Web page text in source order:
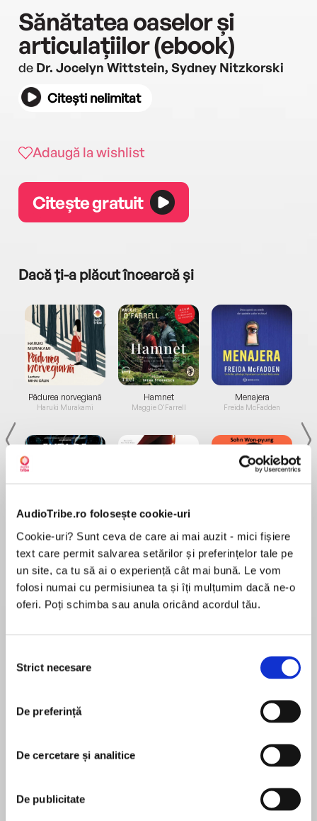
AudioTribe.ro folosește cookie-uri
Cookie-uri? Sunt ceva de care ai mai auzit - mici fișiere
text care permit salvarea setărilor și preferințelor tale pe
un site, ca tu să ai o experiență cât mai bună. Le vom
folosi numai cu permisiunea ta și îți mulțumim dacă ne-o
oferi. Poți schimba sau anula oricând acordul tău.
consimțământului
Strict necesare
De preferință
De cercetare și analitice
De publicitate
Sănătatea oaselor și
articulațiilor (ebook)
de Dr. Jocelyn Wittstein, Sydney Nitzkorski
Citești nelimitat
Adaugă la wishlist
Citește gratuit
Dacă ți-a plăcut încearcă și
Pădurea norvegiană
Haruki Murakami
de...
Dani Francis
Hamnet
Maggie O'Farrell
la...
Lauren Weisberger
Menajera
Freida McFadden
Sohn Won-pyung
articulațiilor:
50 de rețete și 50 de exerciții pe care le poți
Acest ghid cuprinzător oferă strategii bazate pe
dovezi științifice pentru a începe, chiar de azi,
să-ți îmbunătățești sănătatea musculaturii și
organismul tău, ce ingrediente antiinflamatoare
e bine să incluzi în alimentație și ce exerciții pot
În acest moment nu există recenzii
pentru această carte